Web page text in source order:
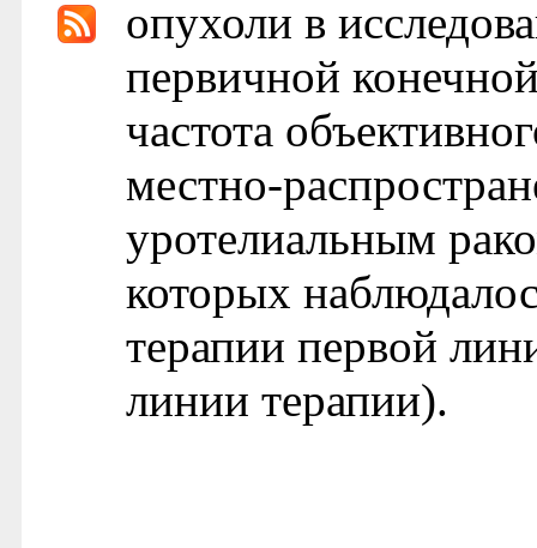
опухоли в
первичной
частота
местно-
уротелиальным
которых
терапии первой
линии терапии).